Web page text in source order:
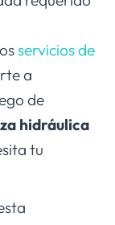
servicios de
a
de
hidráulica
tu